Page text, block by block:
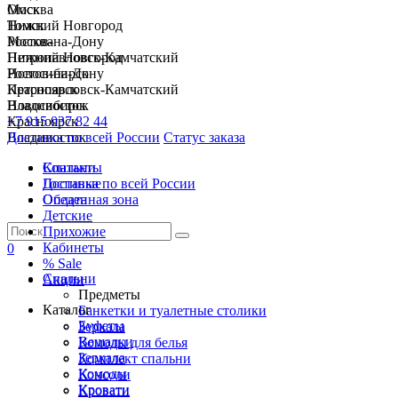
Москва
Нижний Новгород
Ростов-на-Дону
Петропавловск-Камчатский
Новосибирск
Красноярск
Владивосток
+7 915 037 82 44
Доставка по всей России Статус заказа
Спальни
Гостиные
Обеденная зона
Детские
Прихожие
Кабинеты
% Sale
Акции
Каталог
Буфеты
Вешалки
Зеркала
Комоды
Кровати
Омск
Томск
Москва
Нижний Новгород
Ростов-на-Дону
Петропавловск-Камчатский
Новосибирск
Красноярск
Владивосток
Контакты
Доставка по всей России
Оплата
0
Спальни
Предметы
Банкетки и туалетные столики
Зеркала
Комоды для белья
Комплект спальни
Консоли
Кровати